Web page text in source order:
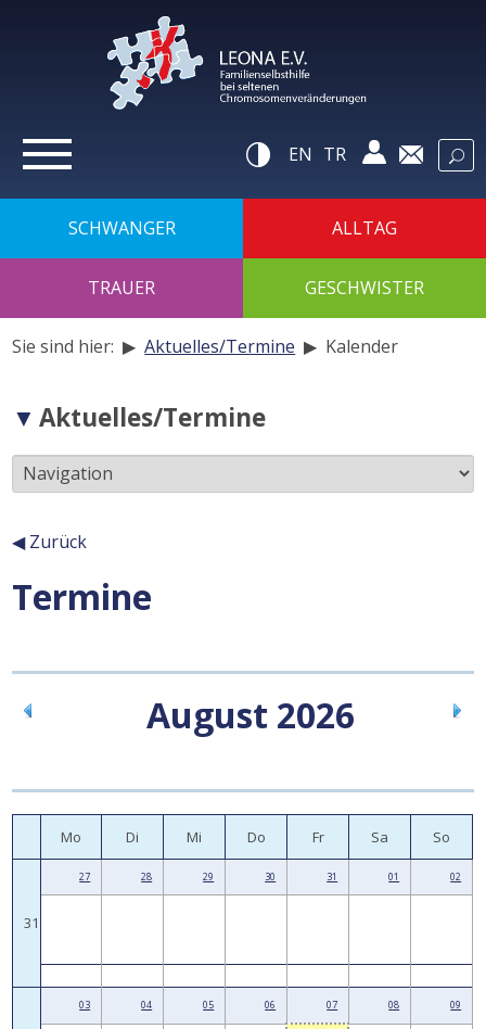
zum
EN TR
SCHWANGER ALLTAG
TRAUER GESCHWISTER
Sie sind hier: ▶Aktuelles/Termine ▶ Kalender
Navigation
der
Unterseiten
Aktuelles/Termine
◀ Zurück
Inhalt
Termine
August 2026
Mo Di Mi Do Fr Sa So
31
27 28 29 30 31 01 02
03 04 05 06 07 08 09